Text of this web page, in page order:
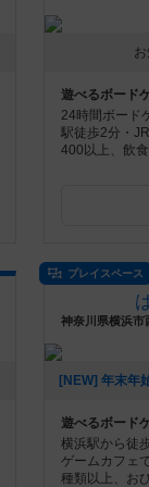
遊べるボード
24時間ボード
駅徒歩2分・
400以上、飲食
プレイスペース
遊べるボード
横浜駅から徒
ゲームカフェ
種類以上、お